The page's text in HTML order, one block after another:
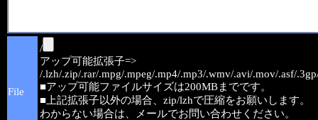
File
/
アップ可能拡張子=>
/.lzh/.zip/.rar/.mpg/.mpeg/.mp4/.mp3/.wmv/.avi/.mov/.asf/
■アップ可能ファイルサイズは200MBまでです。
■上記拡張子以外の場合、zip/lzhで圧縮をお願いします。
わからない場合は、メールでお問い合わせください。